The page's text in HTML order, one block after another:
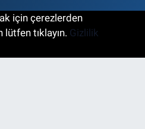
için çerezlerden
tıklayın. Gizlilik